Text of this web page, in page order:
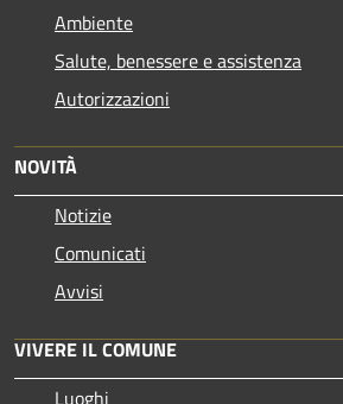
Ambiente
Salute, benessere e assistenza
Autorizzazioni
NOVITÀ
Notizie
Comunicati
Avvisi
VIVERE IL COMUNE
Luoghi